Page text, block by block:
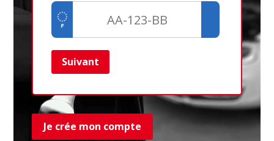
Suivant
Je crée mon compte